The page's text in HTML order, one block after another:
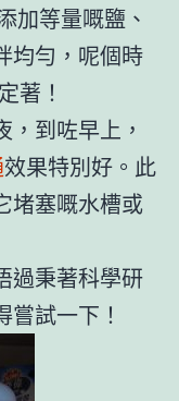
加等量嘅鹽、
均勻，呢個時
著！
到咗早上，
效果特別好。此
堵塞嘅水槽或
過秉著科學研
嘗試一下！